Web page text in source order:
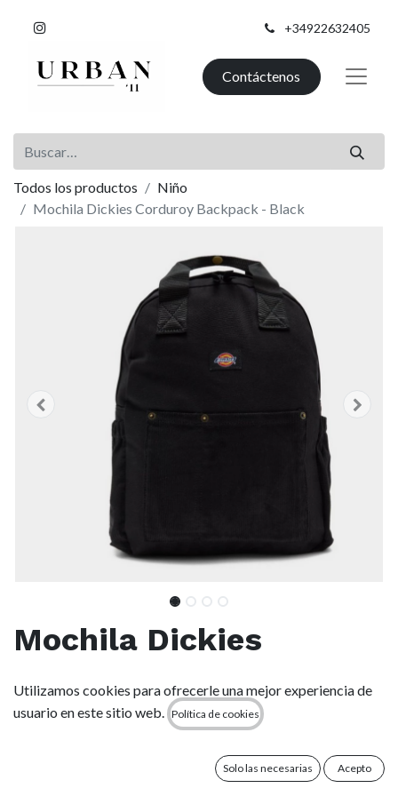
+34922632405
Contáctenos
Todos los productos
Niño
Mochila Dickies Corduroy Backpack - Black
Mochila Dickies
Corduroy Backpack -
Black
Mochila Dickies de pana (corduroy), perfecta para un estilo
Utilizamos cookies para ofrecerle una mejor experiencia de
usuario en este sitio web.
Política de cookies
Solo las necesarias Acepto